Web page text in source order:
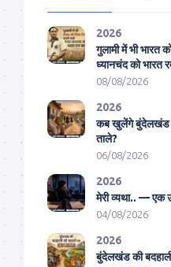
2026
गुलामी में भी भारत
ध्यानचंद को भारत
08/08/2026
2026
कब खुलेंगे बुंदेलखंड
ताले?
06/08/2026
2026
मेरी व्यथा.. — एक
04/08/2026
2026
बुंदेलखंड की